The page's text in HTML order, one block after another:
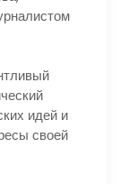
идей и
своей